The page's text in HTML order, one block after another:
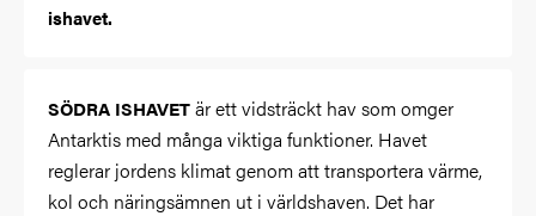
ishavet.
SÖDRA ISHAVETär ett vidsträckt hav som omger
Antarktis med många viktiga funktioner. Havet
reglerar jordens klimat genom att transportera värme,
kol och näringsämnen ut i världshaven. Det har